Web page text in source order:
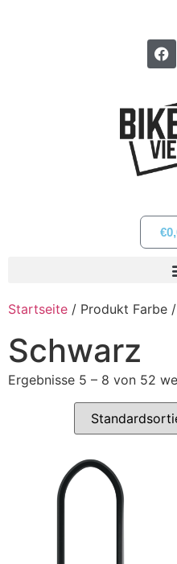
€
Startseite / Produkt Farbe /
Schwarz
Ergebnisse 5 – 8 von 52